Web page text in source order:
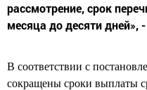
рассмотрение, срок
месяца до десяти дней»,
В соответствии с
сокращены сроки выплаты